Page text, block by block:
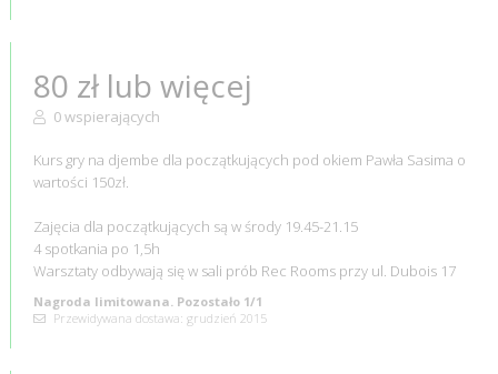
80 zł lub więcej
0 wspierających
Kurs gry na djembe dla początkujących pod okiem Pawła Sasima o
wartości 150zł.
Zajęcia dla początkujących są w środy 19.45-21.15
4 spotkania po 1,5h
Warsztaty odbywają się w sali prób Rec Rooms przy ul. Dubois 17
Nagroda limitowana. Pozostało 1/1
Przewidywana dostawa: grudzień 2015